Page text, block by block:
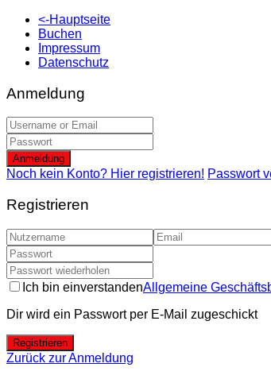
<-Hauptseite
Buchen
Impressum
Datenschutz
Anmeldung
Anmeldung
Noch kein Konto? Hier registrieren! Passwort
Registrieren
Ich bin einverstandenAllgemeine
Dir wird ein Passwort per E-Mail zugeschickt
Registrieren
Zurück zur Anmeldung